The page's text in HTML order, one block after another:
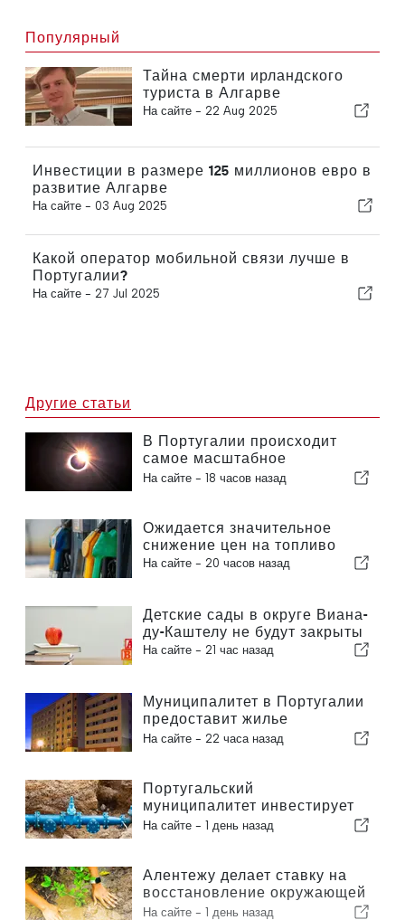
Популярный
Тайна смерти ирландского
туриста в Алгарве
На сайте - 22 Aug 2025
Инвестиции в размере 125 миллионов евро в
развитие Алгарве
На сайте - 03 Aug 2025
Какой оператор мобильной связи лучше в
Португалии?
На сайте - 27 Jul 2025
Другие статьи
В Португалии происходит
самое масштабное
солнечное затмение столетия
На сайте - 18 часов назад
Ожидается значительное
снижение цен на топливо
На сайте - 20 часов назад
Детские сады в округе Виана-
ду-Каштелу не будут закрыты
На сайте - 21 час назад
Муниципалитет в Португалии
предоставит жилье
гражданам
На сайте - 22 часа назад
Португальский
муниципалитет инвестирует
более 190 000 евро в систему
На сайте - 1 день назад
Алентежу делает ставку на
восстановление окружающей
среды за счет европейских
На сайте - 1 день назад